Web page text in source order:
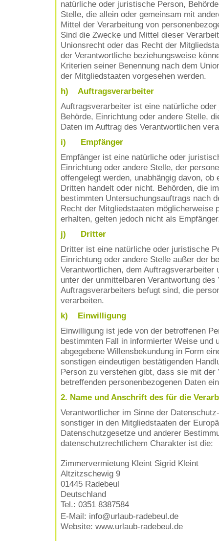
natürliche oder juristische Person,
Stelle, die allein oder gemeinsam mit
Mittel der Verarbeitung von
Sind die Zwecke und Mittel dieser
Unionsrecht oder das Recht der
der Verantwortliche beziehungsweise
Kriterien seiner Benennung nach dem
der Mitgliedstaaten vorgesehen werden.
h) Auftragsverarbeiter
Auftragsverarbeiter ist eine natürliche
Behörde, Einrichtung oder andere Stelle,
Daten im Auftrag des Verantwortlichen
i) Empfänger
Empfänger ist eine natürliche oder
Einrichtung oder andere Stelle, der
offengelegt werden, unabhängig davon, ob
Dritten handelt oder nicht. Behörden, die
bestimmten Untersuchungsauftrags nach
Recht der Mitgliedstaaten möglicherweise
erhalten, gelten jedoch nicht als
j) Dritter
Dritter ist eine natürliche oder juristische
Einrichtung oder andere Stelle außer der
Verantwortlichen, dem Auftragsverarbeiter
unter der unmittelbaren Verantwortung
Auftragsverarbeiters befugt sind, die
verarbeiten.
k) Einwilligung
Einwilligung ist jede von der betroffenen
bestimmten Fall in informierter Weise und
abgegebene Willensbekundung in Form
sonstigen eindeutigen bestätigenden
Person zu verstehen gibt, dass sie mit der
betreffenden personenbezogenen Daten
2. Name und Anschrift des für die
Verantwortlicher im Sinne der
sonstiger in den Mitgliedstaaten der
Datenschutzgesetze und anderer
datenschutzrechtlichem Charakter ist die:
Zimmervermietung Kleint Sigrid Kleint
Altzitzschewig 9
01445 Radebeul
Deutschland
Tel.: 0351 8387584
E-Mail: info@urlaub-radebeul.de
Website: www.urlaub-radebeul.de